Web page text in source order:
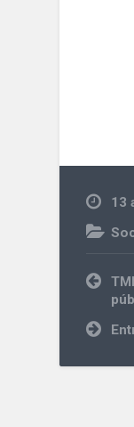
13
de